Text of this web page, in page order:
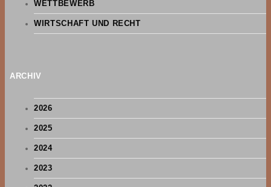
WETTBEWERB
WIRTSCHAFT UND RECHT
ARCHIV
2026
2025
2024
2023